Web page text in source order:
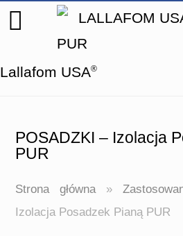
Lallafom USA®
POSADZKI – Izolacja
PUR
Strona główna»
Izolacja Posadzek Pianą PUR